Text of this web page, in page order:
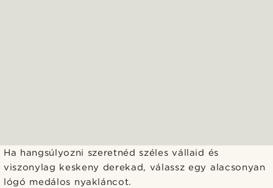
Ha hangsúlyozni szeretnéd széles vállaid és
viszonylag keskeny derekad, válassz egy alacsonyan
lógó medálos nyakláncot.